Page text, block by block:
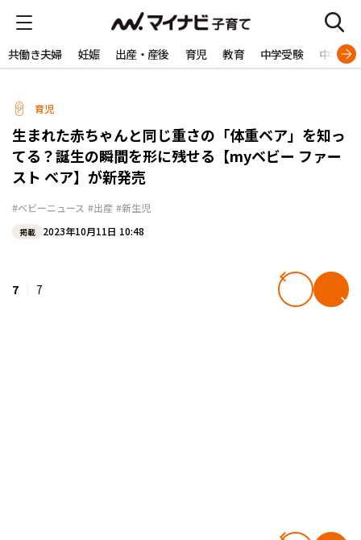
共働き夫婦 妊娠 出産・産後 育児 教育 中学受験 中学生
育児
生まれた赤ちゃんと同じ重さの「体重ベア」を知っ
てる？誕生の瞬間を形に残せる【myベビー ファー
スト ベア】が新発売
#ベビーニュース #出産 #新生児
掲載 2023年10月11日 10:48
7 7